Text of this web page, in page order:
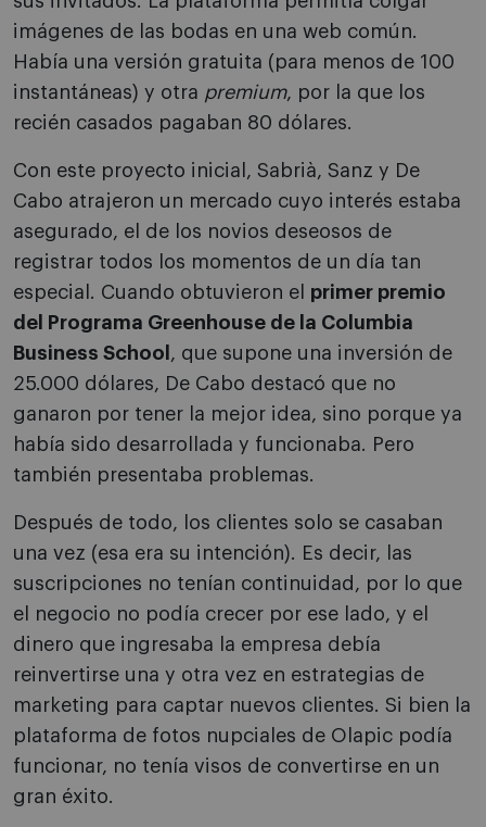
imágenes de las bodas en una web común.
Había una versión gratuita (para menos de 100
instantáneas) y otra premium, por la que los
recién casados pagaban 80 dólares.
Con este proyecto inicial, Sabrià, Sanz y De
Cabo atrajeron un mercado cuyo interés estaba
asegurado, el de los novios deseosos de
registrar todos los momentos de un día tan
especial. Cuando obtuvieron el primer premio
del Programa Greenhouse de la Columbia
Business School , que supone una inversión de
25.000 dólares, De Cabo destacó que no
ganaron por tener la mejor idea, sino porque ya
había sido desarrollada y funcionaba. Pero
también presentaba problemas.
Después de todo, los clientes solo se casaban
una vez (esa era su intención). Es decir, las
suscripciones no tenían continuidad, por lo que
el negocio no podía crecer por ese lado, y el
dinero que ingresaba la empresa debía
reinvertirse una y otra vez en estrategias de
marketing para captar nuevos clientes. Si bien la
plataforma de fotos nupciales de Olapic podía
funcionar, no tenía visos de convertirse en un
gran éxito.